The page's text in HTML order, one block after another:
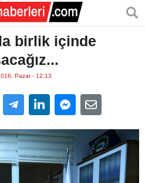
birlik içinde
Pazar - 12.13